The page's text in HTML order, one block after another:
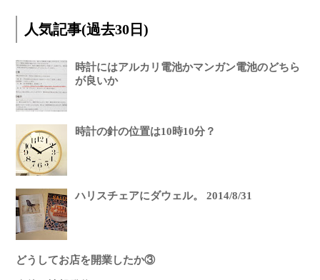
人気記事(過去30日)
時計にはアルカリ電池かマンガン電池のどちら
が良いか
時計の針の位置は10時10分？
ハリスチェアにダウェル。 2014/8/31
どうしてお店を開業したか③